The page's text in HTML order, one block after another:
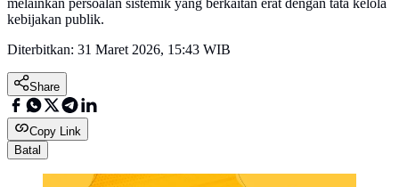
melainkan persoalan sistemik yang berkaitan erat dengan tata kelola
kebijakan publik.
Diterbitkan: 31 Maret 2026, 15:43 WIB
Share
Copy Link
Batal